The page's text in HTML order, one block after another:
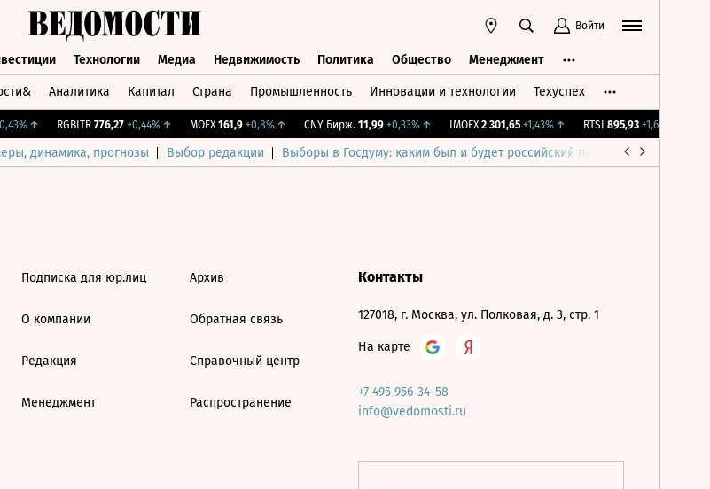
Войти
Технологии Медиа Недвижимость Политика Общество Менеджмент
Аналитика Капитал Страна Промышленность Инновации и технологии Техуспех
↑ RGBITR 776,27 +0,44%↑ MOEX 161,9 +0,8%↑ CNY Бирж. 11,99 +0,33%↑ IMOEX 2 301,65 +1,43%↑ RTSI 895,93 +1,68%
динамика, прогнозы Выбор редакции Выборы в Госдуму: каким был и будет российский парламент
Подписка для юр.лиц
О компании
Редакция
Менеджмент
Архив
Обратная связь
Справочный центр
Распространение
Контакты
127018, г. Москва, ул. Полковая, д. 3, стр. 1
На карте
+7 495 956-34-58
info@vedomosti.ru